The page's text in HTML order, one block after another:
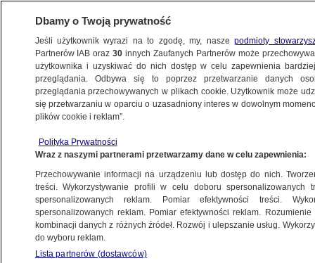
WARSZAWA
REMBERTÓW
w niedozwolonym miejscu. W końcu
doczekali się bezpiecznego przejścia
6.07.2024, 11:37
Udostępnij
Dbamy o Twoją prywatność
Jeśli użytkownik wyrazi na to zgodę, my, naszepodmioty
Partnerów IAB oraz30 innych Zaufanych Partnerów może
użytkownika i uzyskiwać do nich dostęp w celu zapewnienia
przeglądania. Odbywa się to poprzez przetwarzanie danych
przeglądania przechowywanych w plikach cookie. Użytkownik może
się przetwarzaniu w oparciu o uzasadniony interes w dowolnym
plików cookie i reklam”.
Polityka Prywatności
Wraz z naszymi partnerami przetwarzamy dane w celu zapewnienia:
Przechowywanie informacji na urządzeniu lub dostęp do nich.
treści. Wykorzystywanie profili w celu doboru spersonalizowanych
spersonalizowanych reklam. Pomiar efektywności treści.
spersonalizowanych reklam. Pomiar efektywności reklam.
kombinacji danych z różnych źródeł. Rozwój i ulepszanie usług.
do wyboru reklam.
Lista partnerów (dostawców)